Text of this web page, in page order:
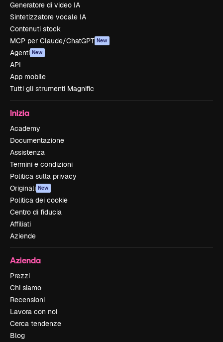
Generatore di video IA
Sintetizzatore vocale IA
Contenuti stock
MCP per Claude/ChatGPT New
Agenti New
API
App mobile
Tutti gli strumenti Magnific
Inizia
Academy
Documentazione
Assistenza
Termini e condizioni
Politica sulla privacy
Originali New
Politica dei cookie
Centro di fiducia
Affiliati
Aziende
Azienda
Prezzi
Chi siamo
Recensioni
Lavora con noi
Cerca tendenze
Blog